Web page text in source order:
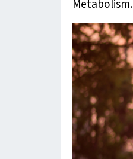
Metabolism.